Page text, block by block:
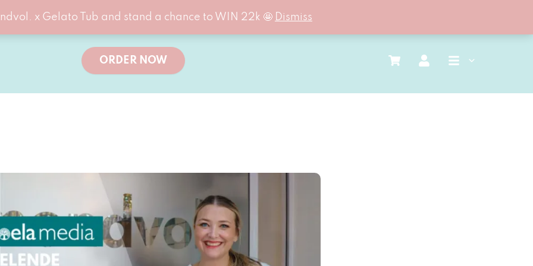
x Gelato Tub and stand a chance to WIN 22k 🤩 Dismiss
ORDER NOW